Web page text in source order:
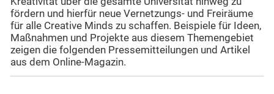
fördern und hierfür neue Vernetzungs- und Freiräume
für alle Creative Minds zu schaffen. Beispiele für Ideen,
Maßnahmen und Projekte aus diesem Themengebiet
zeigen die folgenden Pressemitteilungen und Artikel
aus dem Online-Magazin.